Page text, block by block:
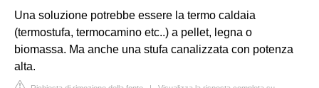
Una soluzione potrebbe essere la termo caldaia
(termostufa, termocamino etc..) a pellet, legna o
biomassa. Ma anche una stufa canalizzata con potenza
alta.